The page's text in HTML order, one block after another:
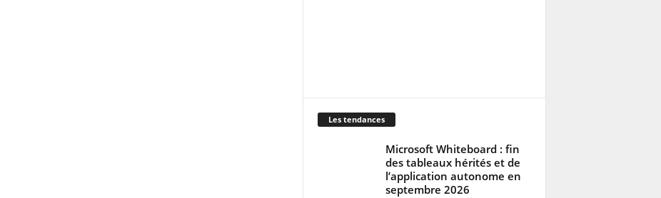
Les tendances
Microsoft Whiteboard : fin
des tableaux hérités et de
l’application autonome en
septembre 2026